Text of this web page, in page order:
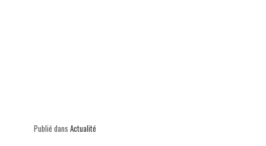
Publié dans Actualité